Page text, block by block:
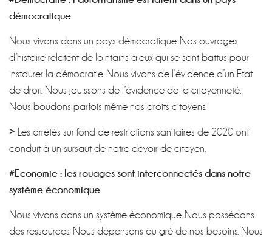
démocratique
Nous vivons dans un pays démocratique. Nos ouvrages
d’histoire relatent de lointains aïeux qui se sont battus pour
instaurer la démocratie. Nous vivons de l’évidence d’un Etat
de droit. Nous jouissons de l’évidence de la citoyenneté.
Nous boudons parfois même nos droits citoyens.
> Les arrêtés sur fond de restrictions sanitaires de 2020 ont
conduit à un sursaut de notre devoir de citoyen.
#Economie : les rouages sont interconnectés dans notre
système économique
Nous vivons dans un système économique. Nous possédons
des ressources. Nous dépensons au gré de nos besoins. Nous